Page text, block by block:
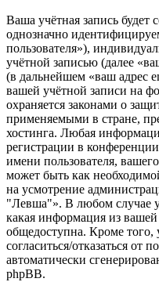
Ваша учётная запись будет
однозначно
пользователя»),
учётной записью (далее
(в дальнейшем «ваш адрес
вашей учётной записи на
охраняется законами о
применяемыми в стране,
хостинга. Любая
регистрации в
имени пользователя,
может быть как
на усмотрение
"Левша"». В любом случае у
какая информация из вашей
общедоступна. Кроме того,
согласиться/отказаться от
автоматически
phpBB.